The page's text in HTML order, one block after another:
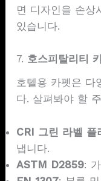
면 디자인을 손상
있습니다.
7. 호스피탈리티
호텔용 카펫은 다
다. 살펴봐야 할
CRI 그린 라벨 플
냅니다.
ASTM D2859: